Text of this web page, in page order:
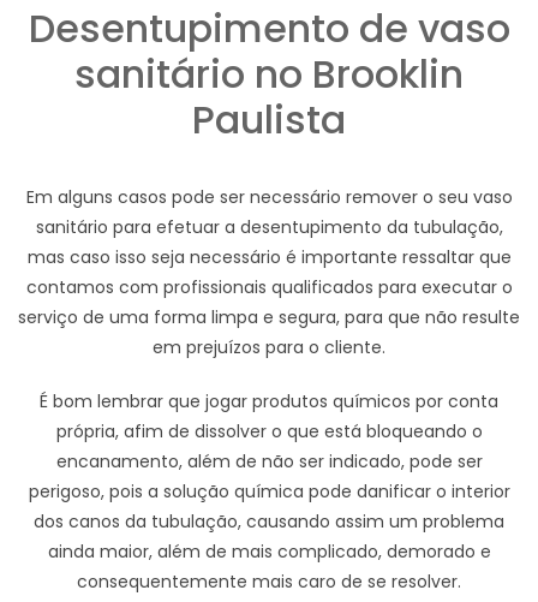
Desentupimento de vaso
sanitário no Brooklin
Paulista
Em alguns casos pode ser necessário remover o seu vaso
sanitário para efetuar a desentupimento da tubulação,
mas caso isso seja necessário é importante ressaltar que
contamos com profissionais qualificados para executar o
serviço de uma forma limpa e segura, para que não resulte
em prejuízos para o cliente.
É bom lembrar que jogar produtos químicos por conta
própria, afim de dissolver o que está bloqueando o
encanamento, além de não ser indicado, pode ser
perigoso, pois a solução química pode danificar o interior
dos canos da tubulação, causando assim um problema
ainda maior, além de mais complicado, demorado e
consequentemente mais caro de se resolver.